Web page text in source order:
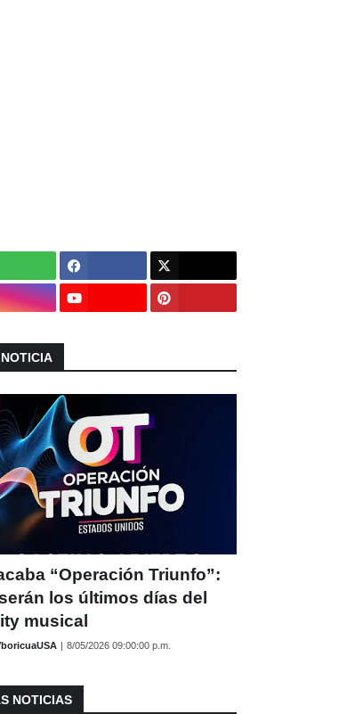
“Operación Triunfo”:
los últimos días del
musical
| 8/05/2026 09:00:00 p.m.
NOTICIAS